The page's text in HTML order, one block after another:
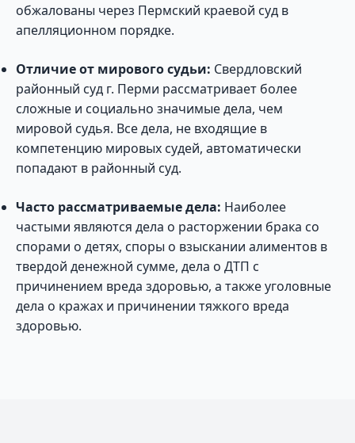
обжалованы через Пермский краевой суд в
апелляционном порядке.
Отличие от мирового судьи: Свердловский
районный суд г. Перми рассматривает более
сложные и социально значимые дела, чем
мировой судья. Все дела, не входящие в
компетенцию мировых судей, автоматически
попадают в районный суд.
Часто рассматриваемые дела: Наиболее
частыми являются дела о расторжении брака со
спорами о детях, споры о взыскании алиментов в
твердой денежной сумме, дела о ДТП с
причинением вреда здоровью, а также уголовные
дела о кражах и причинении тяжкого вреда
здоровью.